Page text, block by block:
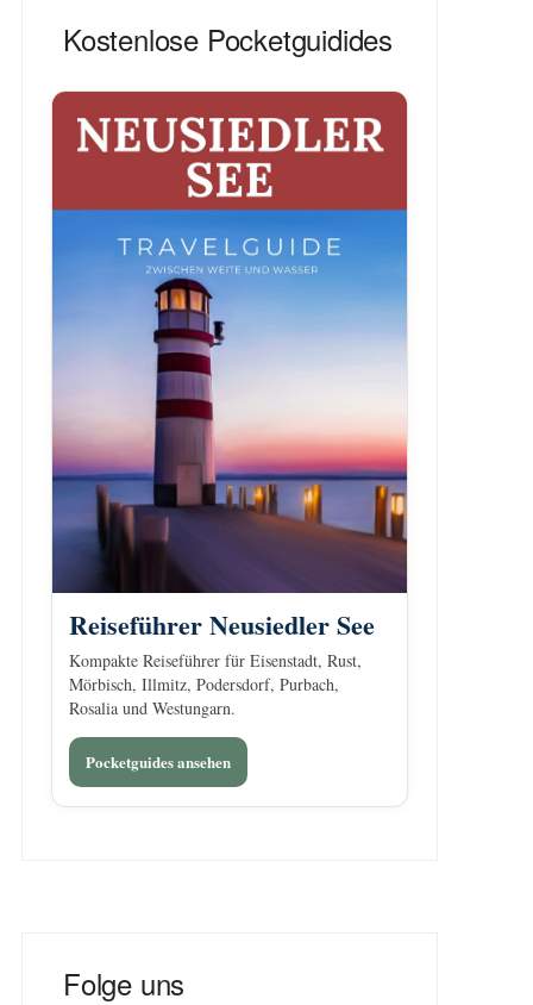
Kostenlose Pocketguidides
Reiseführer Neusiedler See
Kompakte Reiseführer für Eisenstadt, Rust,
Mörbisch, Illmitz, Podersdorf, Purbach,
Rosalia und Westungarn.
Pocketguides ansehen
Folge uns